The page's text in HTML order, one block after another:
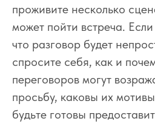
проживите несколько
может пойти встреча.
что разговор будет
спросите себя, как и
переговоров могут
просьбу, каковы их
будьте готовы